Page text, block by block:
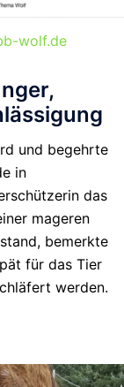
wolf.de
und begehrte
in
das
mageren
bemerkte
für das Tier
werden.